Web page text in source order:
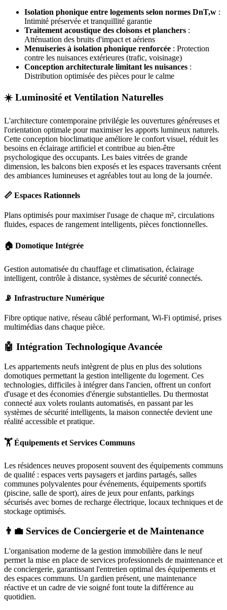
Isolation phonique entre logements selon normes DnT,w :
Intimité préservée et tranquillité garantie
Traitement acoustique des cloisons et planchers :
Atténuation des bruits d'impact et aériens
Menuiseries à isolation phonique renforcée : Protection
contre les nuisances extérieures (trafic, voisinage)
Conception architecturale limitant les nuisances :
Distribution optimisée des pièces pour le calme
☀️ Luminosité et Ventilation Naturelles
L'architecture contemporaine privilégie les ouvertures généreuses et
l'orientation optimale pour maximiser les apports lumineux naturels.
Cette conception bioclimatique améliore le confort visuel, réduit les
besoins en éclairage artificiel et contribue au bien-être
psychologique des occupants. Les baies vitrées de grande
dimension, les balcons bien exposés et les espaces traversants créent
des ambiances lumineuses et agréables tout au long de la journée.
📏 Espaces Rationnels
Plans optimisés pour maximiser l'usage de chaque m², circulations
fluides, espaces de rangement intelligents, pièces fonctionnelles.
🏠 Domotique Intégrée
Gestion automatisée du chauffage et climatisation, éclairage
intelligent, contrôle à distance, systèmes de sécurité connectés.
📡 Infrastructure Numérique
Fibre optique native, réseau câblé performant, Wi-Fi optimisé, prises
multimédias dans chaque pièce.
🤖 Intégration Technologique Avancée
Les appartements neufs intègrent de plus en plus des solutions
domotiques permettant la gestion intelligente du logement. Ces
technologies, difficiles à intégrer dans l'ancien, offrent un confort
d'usage et des économies d'énergie substantielles. Du thermostat
connecté aux volets roulants automatisés, en passant par les
systèmes de sécurité intelligents, la maison connectée devient une
réalité accessible et pratique.
🏋️ Équipements et Services Communs
Les résidences neuves proposent souvent des équipements communs
de qualité : espaces verts paysagers et jardins partagés, salles
communes polyvalentes pour événements, équipements sportifs
(piscine, salle de sport), aires de jeux pour enfants, parkings
sécurisés avec bornes de recharge électrique, locaux techniques et de
stockage optimisés.
👨‍💼 Services de Conciergerie et de Maintenance
L'organisation moderne de la gestion immobilière dans le neuf
permet la mise en place de services professionnels de maintenance et
de conciergerie, garantissant l'entretien optimal des équipements et
des espaces communs. Un gardien présent, une maintenance
réactive et un cadre de vie soigné font toute la différence au
quotidien.